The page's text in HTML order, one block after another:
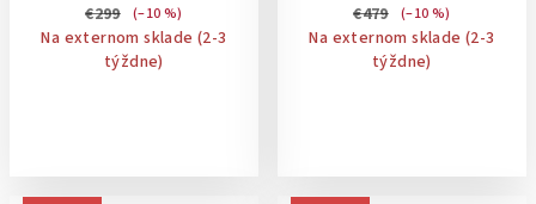
€299 (–10 %)
Na externom sklade (2-3
týždne)
€479 (–10 %)
Na externom sklade (2-3
týždne)